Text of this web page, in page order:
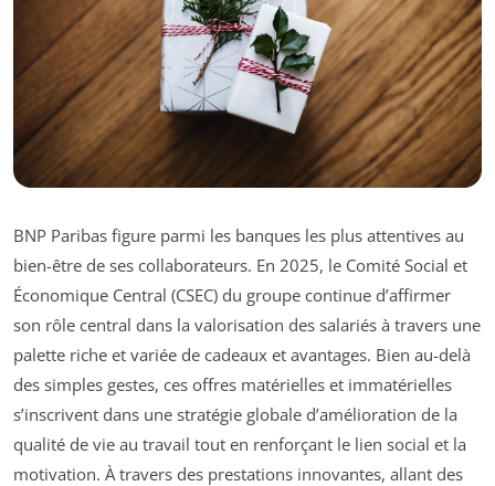
BNP Paribas figure parmi les banques les plus attentives au
bien-être de ses collaborateurs. En 2025, le Comité Social et
Économique Central (CSEC) du groupe continue d’affirmer
son rôle central dans la valorisation des salariés à travers une
palette riche et variée de cadeaux et avantages. Bien au-delà
des simples gestes, ces offres matérielles et immatérielles
s’inscrivent dans une stratégie globale d’amélioration de la
qualité de vie au travail tout en renforçant le lien social et la
motivation. À travers des prestations innovantes, allant des